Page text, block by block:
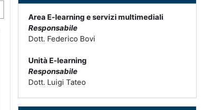
Area E-learning e servizi multimediali
Responsabile
Dott. Federico Bovi
Unità E-learning
Responsabile
Dott. Luigi Tateo